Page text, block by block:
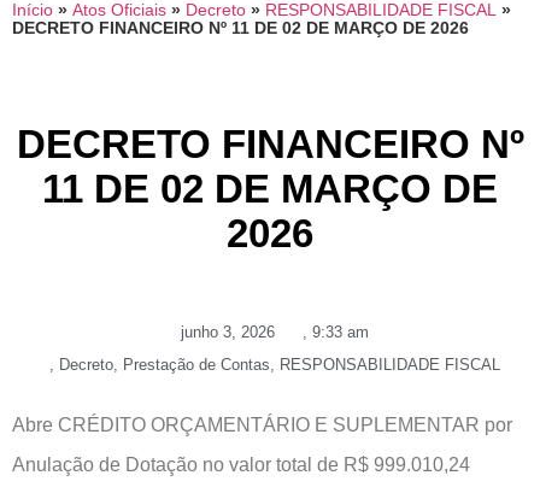
Início » Atos Oficiais » Decreto » RESPONSABILIDADE FISCAL »
DECRETO FINANCEIRO Nº 11 DE 02 DE MARÇO DE 2026
DECRETO FINANCEIRO Nº
11 DE 02 DE MARÇO DE
2026
junho 3, 2026 , 9:33 am
, Decreto, Prestação de Contas, RESPONSABILIDADE FISCAL
Abre CRÉDITO ORÇAMENTÁRIO E SUPLEMENTAR por
Anulação de Dotação no valor total de R$ 999.010,24